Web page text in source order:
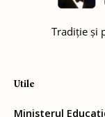
Tradiție și
Utile
Ministerul